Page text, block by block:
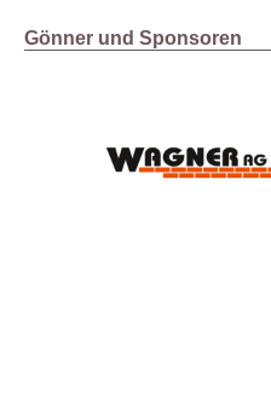
Gönner und Sponsoren